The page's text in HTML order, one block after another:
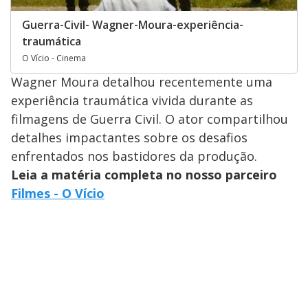
Guerra-Civil- Wagner-Moura-experiência-
traumática
O Vício - Cinema
Wagner Moura detalhou recentemente uma
experiência traumática vivida durante as
filmagens de Guerra Civil. O ator compartilhou
detalhes impactantes sobre os desafios
enfrentados nos bastidores da produção.
Leia a matéria completa no nosso parceiro
Filmes - O Vício